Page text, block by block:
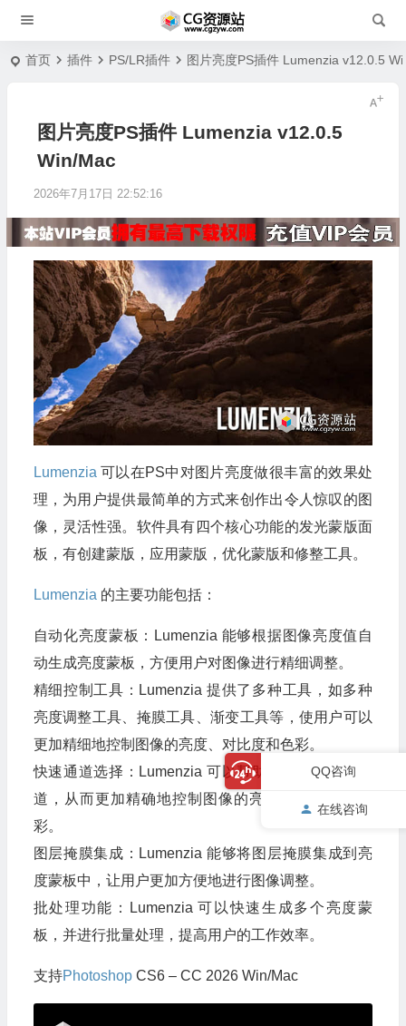
首页 插件 PS/LR插件 图片亮度PS插件 Lumenzia v12.0.5
图片亮度PS插件 Lumenzia v12.0.5
Win/Mac
2026年7月17日 22:52:16
Lumenzia 可以在PS中对图片亮度做很丰富的效果处
理，为用户提供最简单的方式来创作出令人惊叹的图
像，灵活性强。软件具有四个核心功能的发光蒙版面
板，有创建蒙版，应用蒙版，优化蒙版和修整工具。
Lumenzia 的主要功能包括：
自动化亮度蒙板：Lumenzia 能够根据图像亮度值自
动生成亮度蒙板，方便用户对图像进行精细调整。
精细控制工具：Lumenzia 提供了多种工具，如多种
亮度调整工具、掩膜工具、渐变工具等，使用户可以
更加精细地控制图像的亮度、对比度和色彩。
快速通道选择：Lumenzia 可以帮助用户快速选择通
道，从而更加精确地控制图像的亮度、对比度和色
彩。
图层掩膜集成：Lumenzia 能够将图层掩膜集成到亮
度蒙板中，让用户更加方便地进行图像调整。
批处理功能：Lumenzia 可以快速生成多个亮度蒙
板，并进行批量处理，提高用户的工作效率。
支持PhotoshopCS6 – CC 2026 Win/Mac
QQ咨询
在线咨询